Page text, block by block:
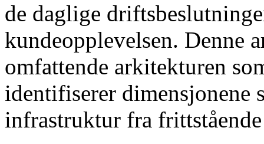
de daglige
kundeopplevelsen. Denne
omfattende arkitekturen
identifiserer dimensjonene
infrastruktur fra